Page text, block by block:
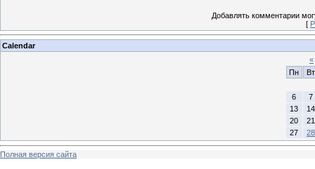
Добавлять комментарии
[
Calendar
«
Пн
Вт
6
7
13
14
20
21
27
28
Полная версия сайта